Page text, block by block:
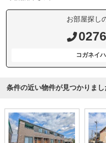
お部屋探し
コガネイ
条件の近い物件が見つかりまし